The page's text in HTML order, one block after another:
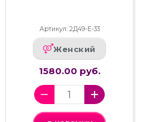
Артикул: 2Д49-Е-33
Женский
1580.00 руб.